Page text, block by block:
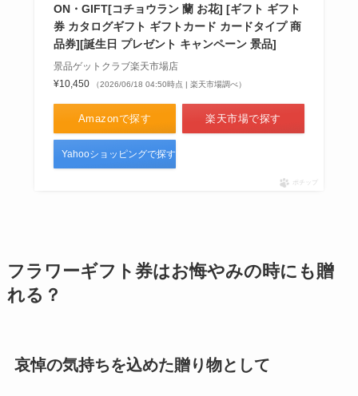
ゴミ袋収納は100均のダイソーや
セリアで購入できる？レジ袋収納
もある？
ON・GIFT[コチョウラン 蘭 お花] [ギフト ギフト
券 カタログギフト ギフトカード カードタイプ 商
品券][誕生日 プレゼント キャンペーン 景品]
景品ゲットクラブ楽天市場店
¥10,450
（2026/06/18 04:50時点 | 楽天市場調べ）
Amazonで探す 楽天市場で探す
Yahooショッピングで探す
ポチップ
フラワーギフト券はお悔やみの時にも贈
れる？
哀悼の気持ちを込めた贈り物として